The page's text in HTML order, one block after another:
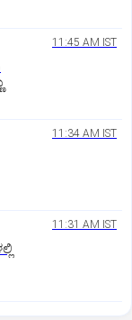
11:45 AM IST
11:34 AM IST
11:31 AM IST